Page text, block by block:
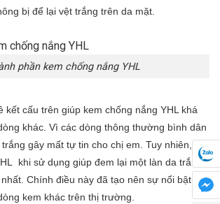
bị để lại vệt trắng trên da mặt.
phần kem chống nắng YHL
kết cấu trên giúp kem chống nắng YHL khá
khác. Vì các dòng thông thường bình dân
gây mất tự tin cho chị em. Tuy nhiên,
khi sử dụng giúp đem lại một làn da trắng
Chính điều này đã tạo nên sự nổi bật
kem khác trên thị trường.